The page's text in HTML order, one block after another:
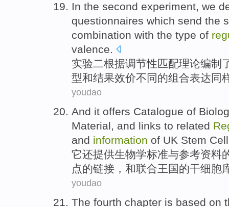
In the second experiment, we
questionnaires which send the
combination with the type of
valence.
实验二根据调节性匹配理论编制
型和结果效价不同的组合表达同
youdao
And it offers Catalogue of
Material, and links to related
and information of UK Stem Cell
它还提供生物学标准与参考资料
点的链接 ，和联合王国的干细胞
youdao
The fourth chapter is based on